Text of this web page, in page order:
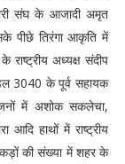
संघ के आजादी अमृत
पीछे तिरंगा आकृति में
अध्यक्ष संदीप
3040 के पूर्व सहायक
में अशोक सकलेचा,
आदि हाथों में राष्ट्रीय
की संख्या में शहर के